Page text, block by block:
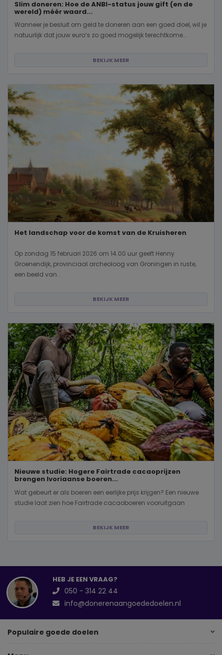
Slim doneren: Hoe de ANBI-status jouw gift (en de
wereld) méér waard...
Wanneer je besluit om geld te doneren aan een goed doel, wil je
natuurlijk dat jouw euro’s zo goed mogelijk terechtkome...
BEKIJK MEER
Het landschap voor de komst van de Kruisheren
Op zondag 15 februari 2026 om 14.00 uur geeft Henny
Groenendijk, provinciaal archeoloog van Groningen in ruste,
een beeld van...
BEKIJK MEER
Nieuwe studie: Hogere Fairtrade cacaoprijzen
brengen Ivoriaanse boeren...
Wat gebeurt er als boeren een eerlijke prijs krijgen? Een nieuwe
studie laat zien hoe Fairtrade cacaoboeren vooruitgaan
BEKIJK MEER
HEB JE EEN VRAAG?
050 - 314 22 44
info@donerenaangoededoelen.nl
Populaire goede doelen